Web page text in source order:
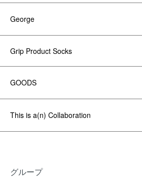
George
Grip Product Socks
GOODS
This is a(n) Collaboration
グループ